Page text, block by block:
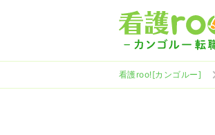
看護roo![カンゴルー]